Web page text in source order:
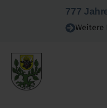
777
Weitere